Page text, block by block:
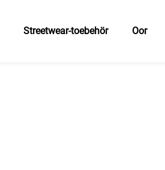
Streetwear-toebehör Oor